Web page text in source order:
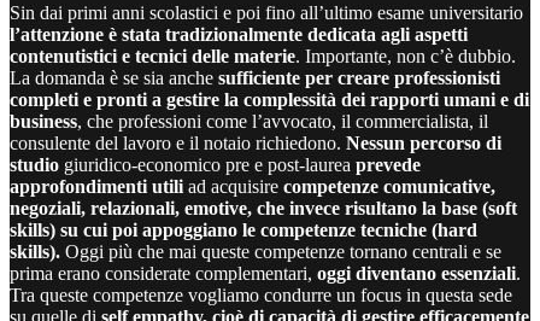
Sin dai primi anni scolastici e poi fino all’ultimo esame universitario
l’attenzione è stata tradizionalmente dedicata agli aspetti
contenutistici e tecnici delle materie. Importante, non c’è dubbio.
La domanda è se sia anche sufficiente per creare professionisti
completi e pronti a gestire la complessità dei rapporti umani e di
business, che professioni come l’avvocato, il commercialista, il
consulente del lavoro e il notaio richiedono. Nessun percorso di
studio giuridico-economico pre e post-laurea prevede
approfondimenti utili ad acquisire competenze comunicative,
negoziali, relazionali, emotive, che invece risultano la base (soft
skills) su cui poi appoggiano le competenze tecniche (hard
skills). Oggi più che mai queste competenze tornano centrali e se
prima erano considerate complementari, oggi diventano essenziali.
Tra queste competenze vogliamo condurre un focus in questa sede
su quelle di self empathy, cioè di capacità di gestire efficacemente